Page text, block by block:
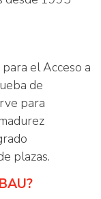
el Acceso a
de
para
plazas.